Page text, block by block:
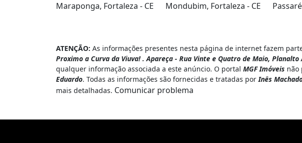
Maraponga, Fortaleza - CE
Mondubim, Fortaleza - CE
ATENÇÃO: As informações presentes nesta página de internet fazem
Proximo a Curva da Viuva! . Apareça - Rua Vinte e Quatro de Maio, Planalto
qualquer informação associada a este anúncio. O portal MGF Imóveis não
Eduardo. Todas as informações são fornecidas e tratadas porInês
mais detalhadas. Comunicar problema